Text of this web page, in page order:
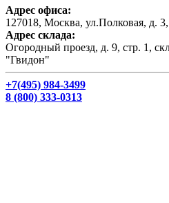
Адрес офиса:
127018, Москва, ул.Полковая, д.
Адрес склада:
Огородный проезд, д. 9, стр. 1,
"Гвидон"
+7(495) 984-3499
8 (800) 333-0313